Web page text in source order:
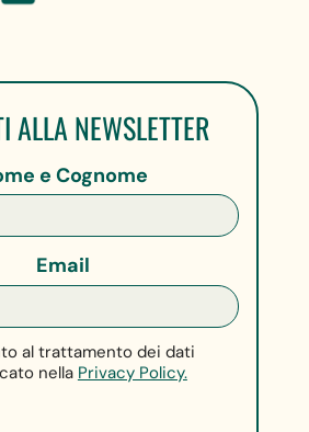
ALLA NEWSLETTER
e Cognome
Email
al trattamento dei dati
nella Privacy Policy.